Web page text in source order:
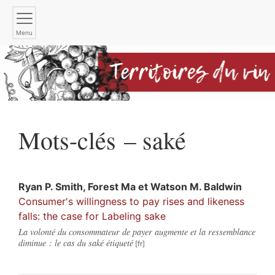
Menu
Mots-clés – saké
Ryan P. Smith, Forest Ma et Watson M. Baldwin
Consumer's willingness to pay rises and likeness
falls: the case for Labeling sake
La volonté du consommateur de payer augmente et la ressemblance
diminue : le cas du saké étiqueté